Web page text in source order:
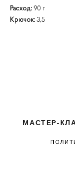
Расход:90 г
Крючок:3,5
МАСТЕР-